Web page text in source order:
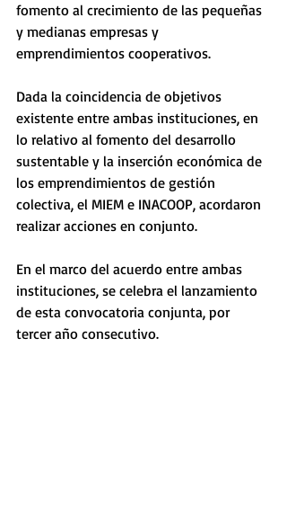
fomento al crecimiento de las pequeñas
y medianas empresas y
emprendimientos cooperativos.
Dada la coincidencia de objetivos
existente entre ambas instituciones, en
lo relativo al fomento del desarrollo
sustentable y la inserción económica de
los emprendimientos de gestión
colectiva, el MIEM e INACOOP, acordaron
realizar acciones en conjunto.
En el marco del acuerdo entre ambas
instituciones, se celebra el lanzamiento
de esta convocatoria conjunta, por
tercer año consecutivo.